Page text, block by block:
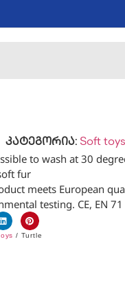
კატეგორია: Soft toys
to wash at 30
fur
meets European
testing. CE, EN
/ Turtle